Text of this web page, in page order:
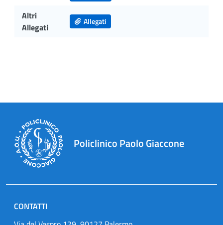
Altri
Allegati
Allegati
Policlinico Paolo Giaccone
CONTATTI